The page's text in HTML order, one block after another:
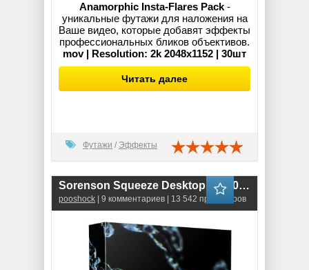
Anamorphic Insta-Flares Pack -
уникальные футажи для наложения на
Ваше видео, которые добавят эффекты
профессиональных бликов объективов.
mov | Resolution: 2k 2048x1152 | 30шт
Читать далее
Футажи / Эффекты
Sorenson Squeeze Desktop 10.0.0.91
pooshock | 9 комментариев | 13 542 просмотров